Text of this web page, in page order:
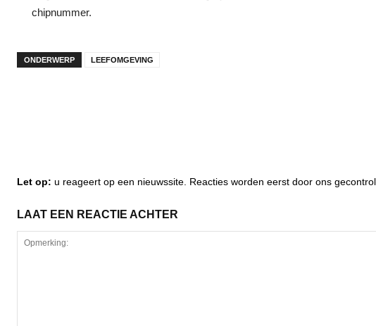
chipnummer.
ONDERWERP LEEFOMGEVING
Let op: u reageert op een nieuwssite. Reacties worden eerst door ons
LAAT EEN REACTIE ACHTER